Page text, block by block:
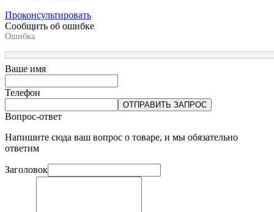
Проконсультировать
Сообщить об ошибке
Ошибка
Ваше имя
Телефон
ОТПРАВИТЬ ЗАПРОС
Вопрос-ответ
Напишите сюда ваш вопрос о товаре, и мы обязательно
ответим
Заголовок